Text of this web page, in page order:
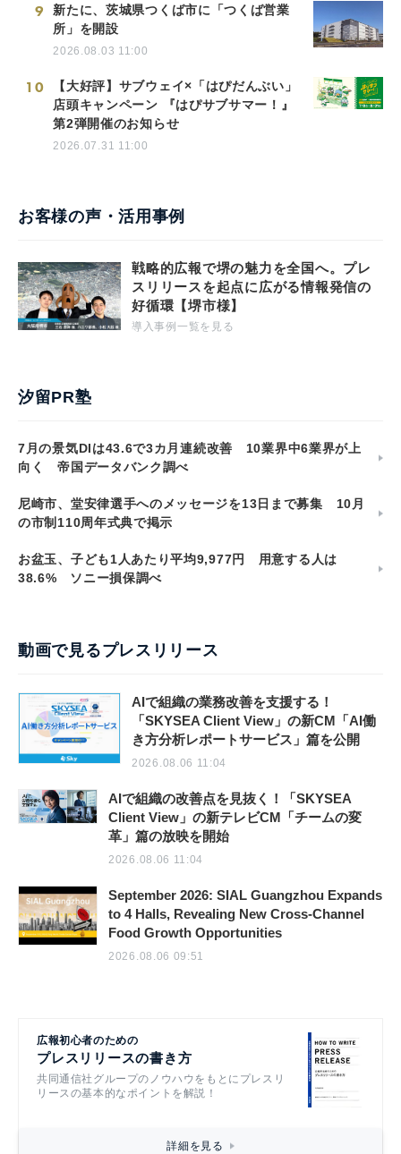
9
新たに、茨城県つくば市に「つくば営業
所」を開設
2026.08.03 11:00
10
【大好評】サブウェイ×「はぴだんぶい」
店頭キャンペーン 『はぴサブサマー！』
第2弾開催のお知らせ
2026.07.31 11:00
お客様の声・活用事例
戦略的広報で堺の魅力を全国へ。プレ
スリリースを起点に広がる情報発信の
好循環【堺市様】
導入事例一覧を見る
汐留PR塾
7月の景気DIは43.6で3カ月連続改善 10業界中6業界が上
向く 帝国データバンク調べ
尼崎市、堂安律選手へのメッセージを13日まで募集 10月
の市制110周年式典で掲示
お盆玉、子ども1人あたり平均9,977円 用意する人は
38.6% ソニー損保調べ
動画で見るプレスリリース
AIで組織の業務改善を支援する！
「SKYSEA Client View」の新CM「AI働
き方分析レポートサービス」篇を公開
2026.08.06 11:04
AIで組織の改善点を見抜く！「SKYSEA
Client View」の新テレビCM「チームの変
革」篇の放映を開始
2026.08.06 11:04
September 2026: SIAL Guangzhou Expands
to 4 Halls, Revealing New Cross-Channel
Food Growth Opportunities
2026.08.06 09:51
広報初心者のための
プレスリリースの書き方
共同通信社グループのノウハウをもとにプレスリ
リースの基本的なポイントを解説！
詳細を見る